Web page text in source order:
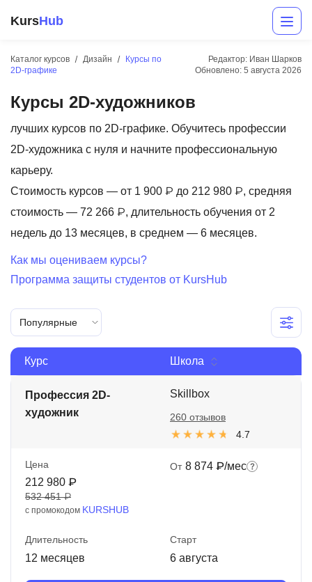
KursHub
Каталог курсов Дизайн
Курсы по
2D-графике
Редактор: Иван Шарков
Обновлено: 5 августа 2026
Курсы 2D-художников
лучших курсов по 2D-графике. Обучитесь профессии
2D-художника с нуля и начните профессиональную
карьеру.
Стоимость курсов — от 1 900 ₽ до 212 980 ₽, средняя
стоимость — 72 266 ₽, длительность обучения от 2
недель до 13 месяцев, в среднем — 6 месяцев.
Как мы оцениваем курсы?
Программа защиты студентов от KursHub
Популярные
Курс Школа
Профессия 2D-
художник
Skillbox
4.7
260 отзывов
Цена
212 980 ₽
532 451 ₽
с промокодом KURSHUB
От 8 874 ₽/мес
Длительность
12 месяцев
Старт
6 августа
Разработка
Маркетинг
Аналитика
Иностранные языки
Soft Skills
Детям
Рейтинг онлайн-школ